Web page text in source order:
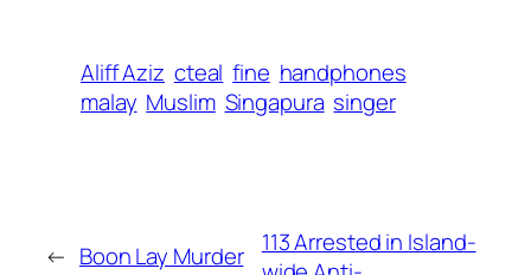
Aliff Aziz cteal fine handphones
malay Muslim Singapura singer
← Boon Lay Murder
113 Arrested in Island-